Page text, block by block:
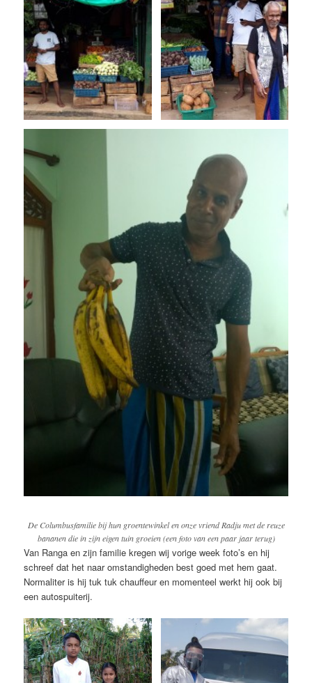
De Columbusfamilie bij hun groentewinkel en onze vriend Radju met de reuze
bananen die in zijn eigen tuin groeien (een foto van een paar jaar terug)
Van Ranga en zijn familie kregen wij vorige week foto’s en hij
schreef dat het naar omstandigheden best goed met hem gaat.
Normaliter is hij tuk tuk chauffeur en momenteel werkt hij ook bij
een autospuiterij.